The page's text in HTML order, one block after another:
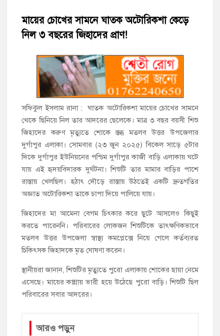
‘জনগণের হাতে রাষ্ট্রের মালিকানা ফিরিয়ে দিতে বিএনপি সরকার
অঙ্গীকারাবদ্ধ’
মতলব উত্তরে সোনালী লাইফ ইন্সুইরেন্স কোম্পানী লিমিটেডের মরণোত্তর
চেক বিতরণ
হাজীগঞ্জ ডিগ্রি কলেজ গভীর শ্রদ্ধার সঙ্গে জুলাই গণঅভ্যুত্থানের সকল
শহীদকে স্মরণ
হাজীগঞ্জের যুবধারা সমবায় ক্ষুদ্রঋণ পুনরায় চালু করে মানুষের আমানতের
টাকা পরিশোধ করা হবে
হাজীগঞ্জের বাকিলা উবির অভিভাবক সদস্য হোসেন মোল্লা লিটন সম্মাননা
পেলেন
গণঅভ্যুত্থান দিবসে ফরিদগঞ্জ মাদ্রাসা মাঠে বিএনপির গণসমাবেশ
মায়ের চোখের সামনে ঘাতক অটোরিকশা কেড়ে
নিল ৩ বছরের জিহাদের প্রাণ!
সফিকুল ইসলাম রানা : ঘাতক অটোরিকশা মায়ের চোখের সামনে
থেকে ছিনিয়ে নিল তার আদরের ছেলেকে। মাত্র ৩ বছর বয়সী শিশু
জিহাদের করুণ মৃত্যুতে শোকে স্তব্ধ মতলব উত্তর উপজেলার
দুর্গাপুর এলাকা। সোমবার (২৩ জুন ২০২৫) বিকেল সাড়ে ৫টার
দিকে দুর্গাপুর ইউনিয়নের পশ্চিম দুর্গাপুর কাজী বাড়ি এলাকায় ঘটে
যায় এই হৃদয়বিদারক দুর্ঘটনা। শিশুটি তার মামার বাড়ির পাশে
রাস্তায় খেলছিল। হঠাৎ দৌড়ে রাস্তায় উঠতেই একটি দ্রুতগতির
অজ্ঞাত অটোরিকশা তাকে চাপা দিয়ে পালিয়ে যায়।
জিহাদের মা আমেনা বেগম চিৎকার করে ছুটে আসলেও কিছুই
করতে পারেননি। পরিবারের লোকজন শিশুটিকে তাৎক্ষণিকভাবে
মতলব উত্তর উপজেলা স্বাস্থ্য কমপ্লেক্সে নিয়ে গেলে কর্তব্যরত
চিকিৎসক জিহাদকে মৃত ঘোষণা করেন।
স্থানীয়রা জানান, শিশুটির মৃত্যুতে পুরো এলাকায় শোকের ছায়া নেমে
এসেছে। মায়ের কান্নায় ভারী হয়ে উঠেছে পুরো বাড়ি। শিশুটি ছিল
পরিবারের সবার আদরের।
আরও পড়ুন